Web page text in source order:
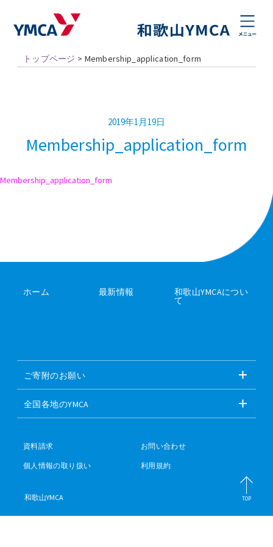
トップページ > Membership_application_form
2019年1月19日
Membership_application_form
Membership_application_form
ホーム 最新情報 和歌山YMCAについ
て
ご寄附のお願い
全国各地のYMCA
資料請求 お問い合わせ
個人情報の取り扱い 利用規約
和歌山YMCA TOP